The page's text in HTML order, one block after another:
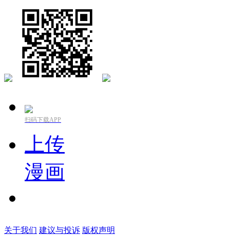
扫码下载APP
上传
漫画
关于我们 建议与投诉 版权声明